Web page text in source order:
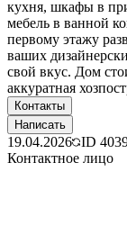
кухня, шкафы в
мебель в ванной
первому этажу
ваших
свой вкус. Дом
аккуратная
Контакты
Написать
19.04.2026 ID
Контактное лицо